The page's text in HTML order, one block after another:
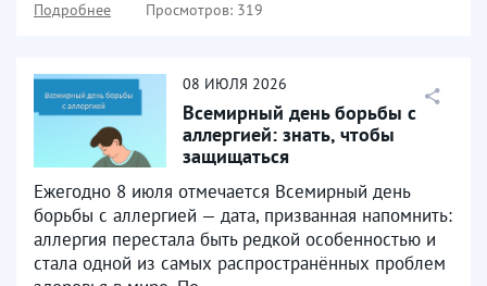
Подробнее Просмотров: 319
08 ИЮЛЯ 2026
Всемирный день борьбы с
аллергией: знать, чтобы
защищаться
Ежегодно 8 июля отмечается Всемирный день
борьбы с аллергией — дата, призванная напомнить:
аллергия перестала быть редкой особенностью и
стала одной из самых распространённых проблем